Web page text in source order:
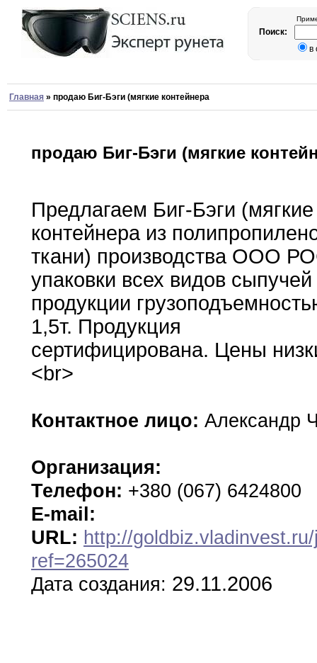
Поиск:
в
Главная » продаю Биг-Бэги (мягкие контейнера
продаю Биг-Бэги (мягкие
Предлагаем Биг-Бэги (мягкие
контейнера из
ткани) производства ООО
упаковки всех видов сыпучей
продукции
1,5т. Продукция
сертифицирована. Цены
<br>
Контактное лицо: Александр
Организация:
Телефон: +380 (067) 6424800
E-mail:
URL: http://
ref=265024
Дата создания: 29.11.2006